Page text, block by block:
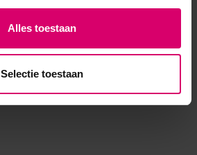
Alles toestaan
Selectie toestaan